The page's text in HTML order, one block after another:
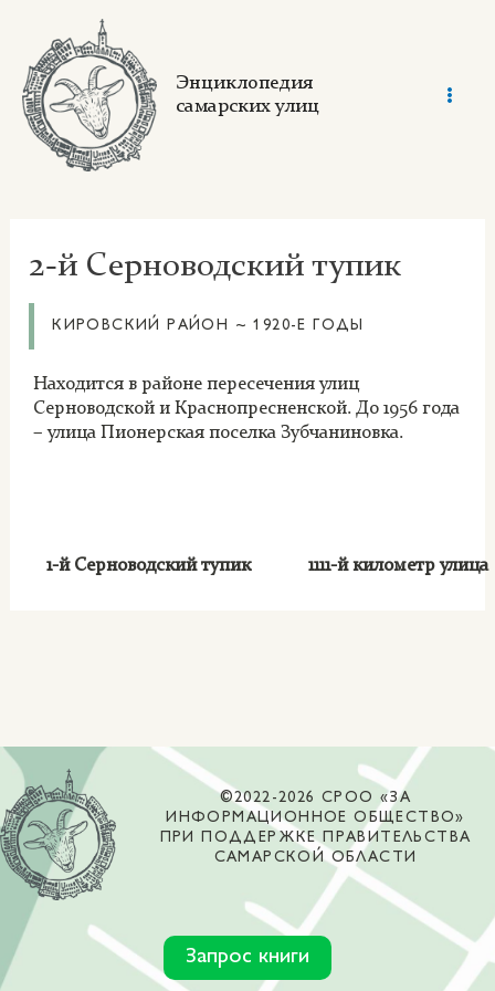
content
Энциклопедия
самарских улиц
2-й Серноводский тупик
КИРОВСКИЙ РАЙОН ~ 1920-Е ГОДЫ
Находится в районе пересечения улиц
Серноводской и Краснопресненской. До 1956 года
– улица Пионерская поселка Зубчаниновка.
1-й Серноводский тупик 1111-й километр
©2022-2026 СРОО «ЗА
ИНФОРМАЦИОННОЕ ОБЩЕСТВО»
ПРИ ПОДДЕРЖКЕ ПРАВИТЕЛЬСТВА
САМАРСКОЙ ОБЛАСТИ
Запрос книги